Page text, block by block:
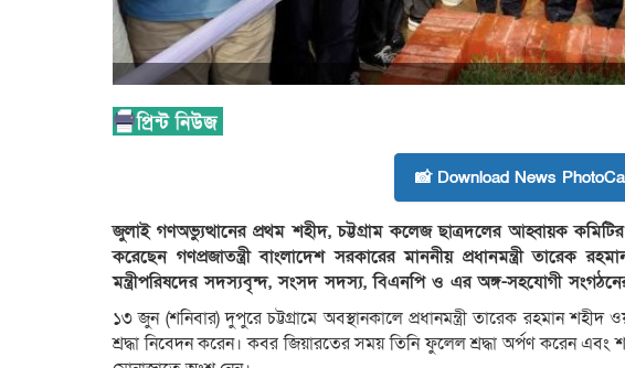
📸 Download News
জুলাই গণঅভ্যুত্থানের প্রথম শহীদ, চট্টগ্রাম কলেজ ছাত্রদলের আহ্বায়ক
করেছেন গণপ্রজাতন্ত্রী বাংলাদেশ সরকারের মাননীয় প্রধানমন্ত্রী তারেক
মন্ত্রীপরিষদের সদস্যবৃন্দ, সংসদ সদস্য, বিএনপি ও এর অঙ্গ-সহযোগী সংগঠনের
১৩ জুন (শনিবার) দুপুরে চট্টগ্রামে অবস্থানকালে প্রধানমন্ত্রী তারেক রহমান
শ্রদ্ধা নিবেদন করেন। কবর জিয়ারতের সময় তিনি ফুলেল শ্রদ্ধা অর্পণ করেন